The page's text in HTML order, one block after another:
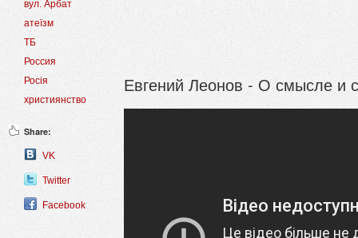
вул. Арбат
атеїзм
ТБ
Россия
Росія
християнство
Share:
VK
Twitter
Facebook
Евгений Леонов - О смысле и